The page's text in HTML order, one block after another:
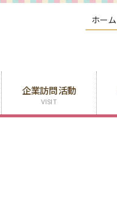
企業訪問活動
VISIT
ホーム